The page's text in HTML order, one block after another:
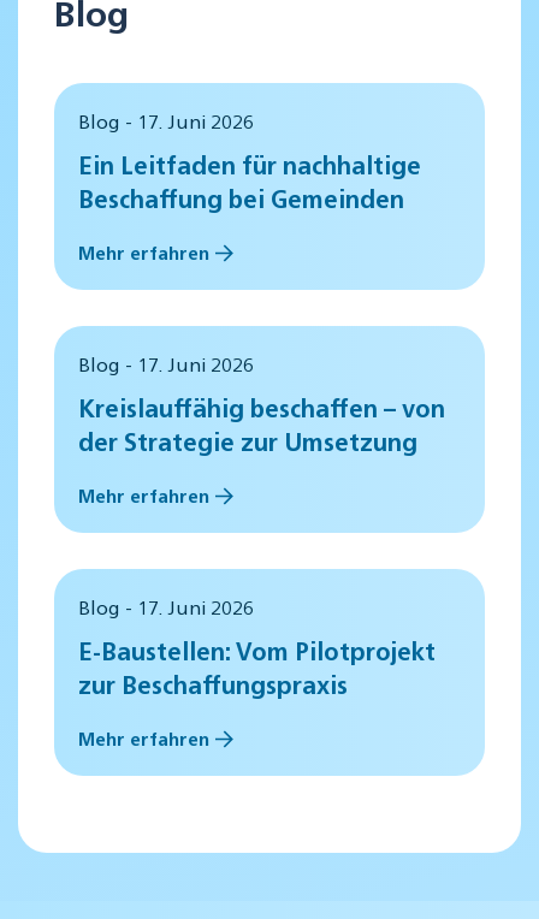
Blog
Blog - 17. Juni 2026
Ein Leitfaden für nachhaltige
Beschaffung bei Gemeinden
Mehr erfahren
Blog - 17. Juni 2026
Kreislauffähig beschaffen – von
der Strategie zur Umsetzung
Mehr erfahren
Blog - 17. Juni 2026
E-Baustellen: Vom Pilotprojekt
zur Beschaffungspraxis
Mehr erfahren